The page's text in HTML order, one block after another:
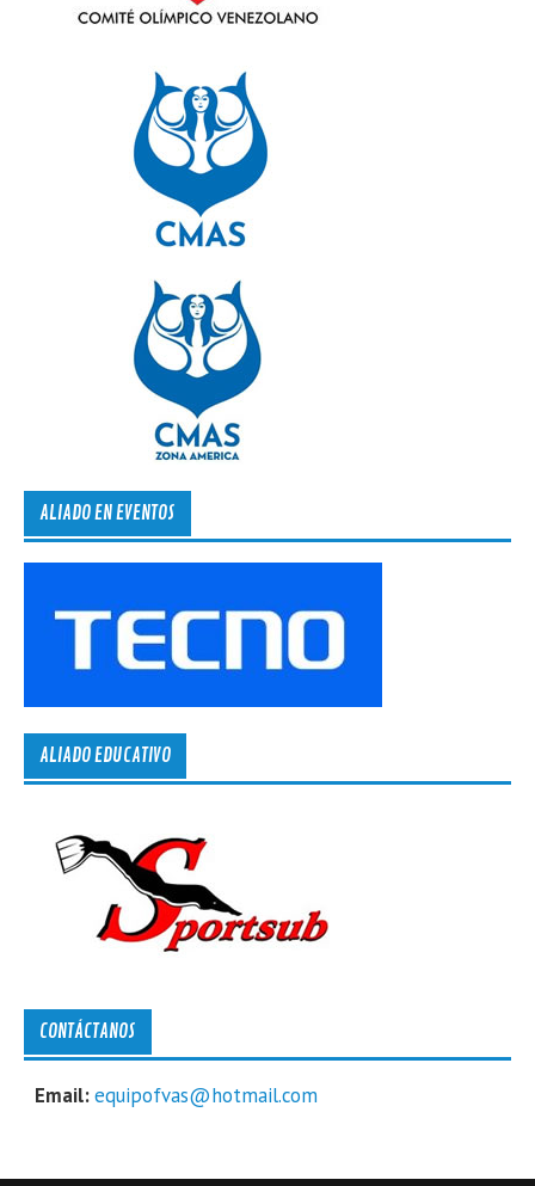
ALIADO EN EVENTOS
ALIADO EDUCATIVO
CONTÁCTANOS
Email:equipofvas@hotmail.com